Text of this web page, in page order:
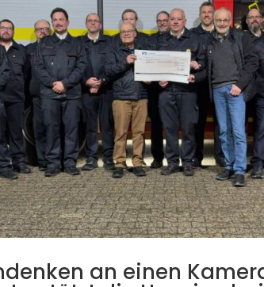
an einen